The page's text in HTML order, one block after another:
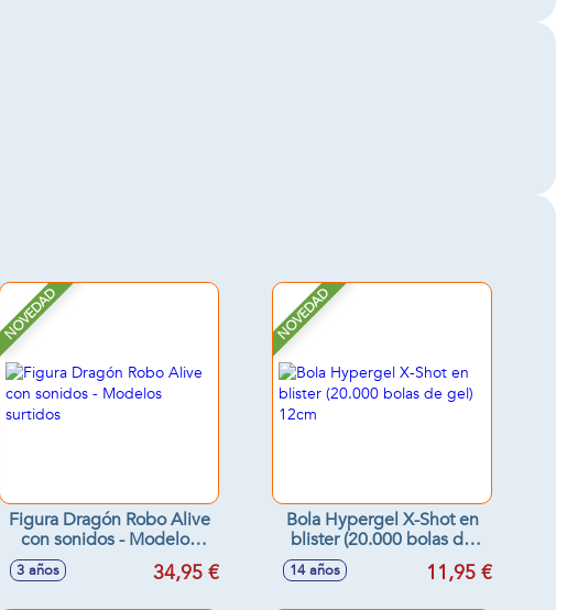
NOVEDAD
Figura Dragón Robo Alive
con sonidos - Modelos
3 años 34,95 €
NOVEDAD
Bola Hypergel X-Shot en
blister (20.000 bolas de
gel) 12cm
14 años 11,95 €